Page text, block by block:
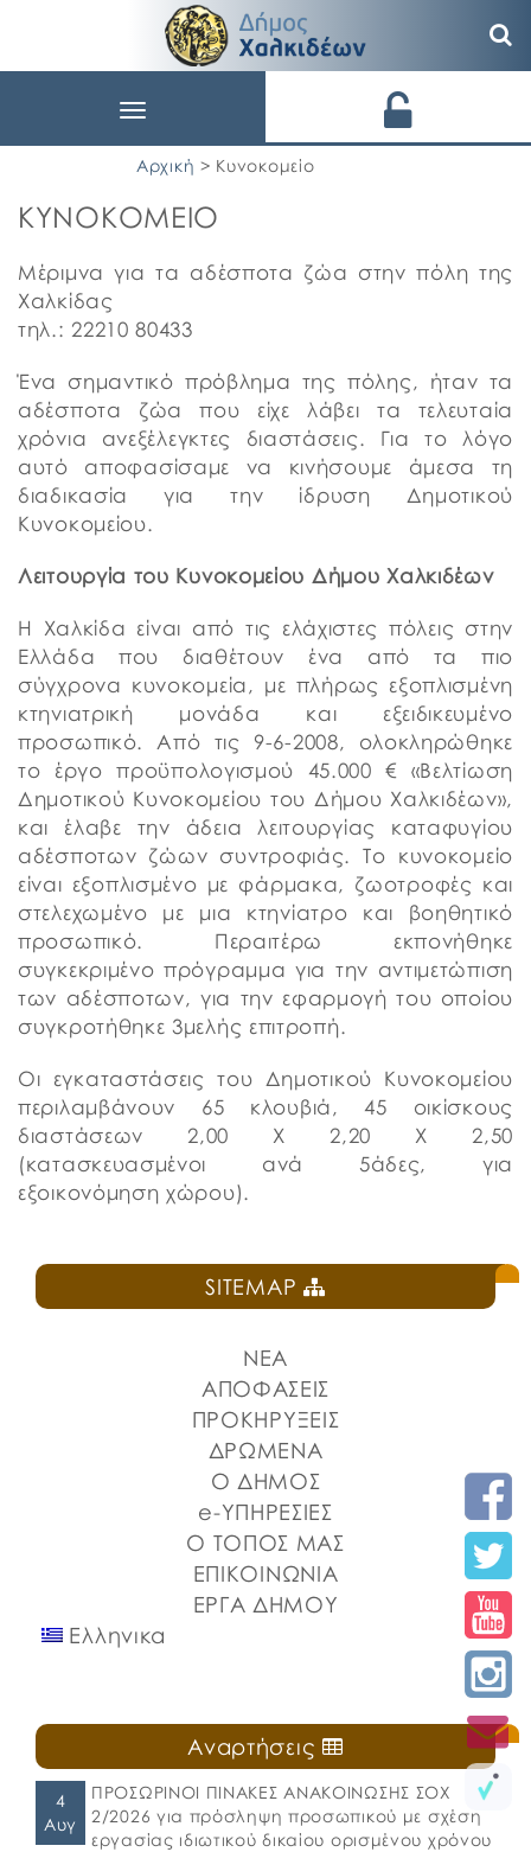
Toggle
Αρχική > Κυνοκομείo
ΚΥΝΟΚΟΜΕΙO
Μέριμνα για τα αδέσποτα ζώα στην πόλη της
Χαλκίδας
τηλ.: 22210 80433
Ένα σημαντικό πρόβλημα της πόλης, ήταν τα
αδέσποτα ζώα που είχε λάβει τα τελευταία
χρόνια ανεξέλεγκτες διαστάσεις. Για το λόγο
αυτό αποφασίσαμε να κινήσουμε άμεσα τη
διαδικασία για την ίδρυση Δημοτικού
Κυνοκομείου.
Λειτουργία του Κυνοκομείου Δήμου Χαλκιδέων
Η Χαλκίδα είναι από τις ελάχιστες πόλεις στην
Ελλάδα που διαθέτουν ένα από τα πιο
σύγχρονα κυνοκομεία, με πλήρως εξοπλισμένη
κτηνιατρική μονάδα και εξειδικευμένο
προσωπικό. Από τις 9-6-2008, ολοκληρώθηκε
το έργο προϋπολογισμού 45.000 € «Βελτίωση
Δημοτικού Κυνοκομείου του Δήμου Χαλκιδέων»,
και έλαβε την άδεια λειτουργίας καταφυγίου
αδέσποτων ζώων συντροφιάς. Το κυνοκομείο
είναι εξοπλισμένο με φάρμακα, ζωοτροφές και
στελεχωμένο με μια κτηνίατρο και βοηθητικό
προσωπικό. Περαιτέρω εκπονήθηκε
συγκεκριμένο πρόγραμμα για την αντιμετώπιση
των αδέσποτων, για την εφαρμογή του οποίου
συγκροτήθηκε 3μελής επιτροπή.
Οι εγκαταστάσεις του Δημοτικού Κυνοκομείου
περιλαμβάνουν 65 κλουβιά, 45 οικίσκους
διαστάσεων 2,00 Χ 2,20 Χ 2,50
(κατασκευασμένοι ανά 5άδες, για
εξοικονόμηση χώρου).
SITEMAP
ΝΕΑ
ΑΠΟΦΑΣΕΙΣ
ΠΡΟΚΗΡΥΞΕΙΣ
ΔΡΩΜΕΝΑ
Ο ΔΗΜΟΣ
e-ΥΠΗΡΕΣΙΕΣ
Ο ΤΟΠΟΣ ΜΑΣ
ΕΠΙΚΟΙΝΩΝΙΑ
ΕΡΓΑ ΔΗΜΟΥ
Ελληνικα
Αναρτήσεις
4
Αυγ
ΠΡΟΣΩΡΙΝΟΙ ΠΙΝΑΚΕΣ ΑΝΑΚΟΙΝΩΣΗΣ ΣΟΧ
2/2026 για πρόσληψη προσωπικού με σχέση
εργασίας ιδιωτικού δικαίου ορισμένου χρόνου